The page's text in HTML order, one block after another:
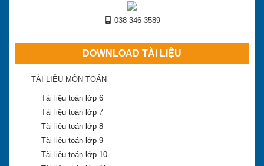
038 346 3589
DOWNLOAD TÀI LIỆU
TÀI LIỆU MÔN TOÁN
Tài liệu toán lớp 6
Tài liệu toán lớp 7
Tài liệu toán lớp 8
Tài liệu toán lớp 9
Tài liệu toán lớp 10